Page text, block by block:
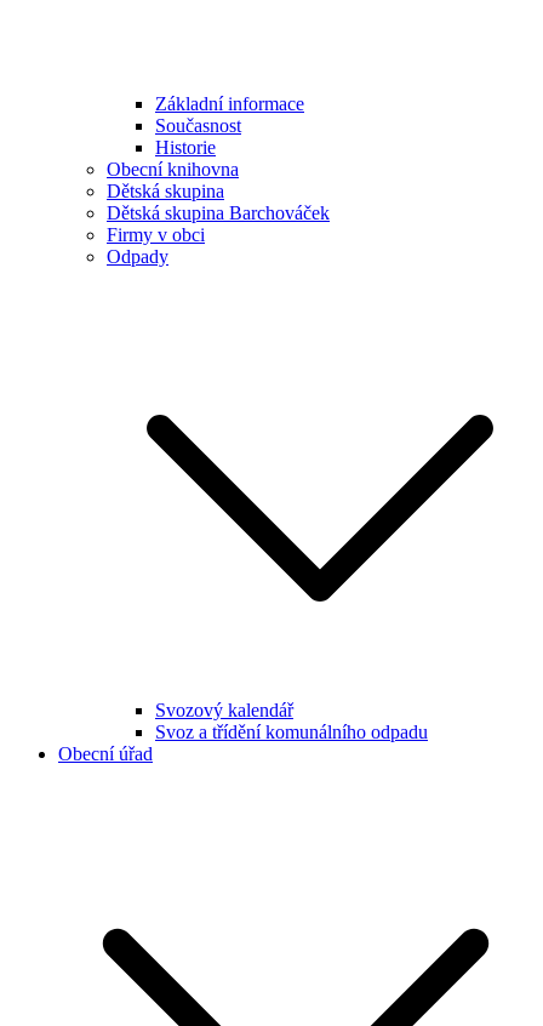
Základní informace
Současnost
Historie
Obecní knihovna
Dětská skupina
Dětská skupina Barchováček
Firmy v obci
Odpady
Svozový kalendář
Svoz a třídění komunálního odpadu
Obecní úřad